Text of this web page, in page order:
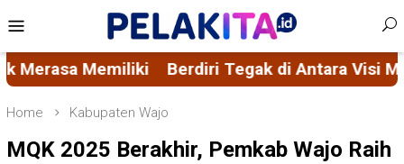
to
content
Menu
Tegak di Antara Visi Misi FORMAS dan
Home Kabupaten Wajo
MQK 2025 Berakhir, Pemkab Wajo Raih